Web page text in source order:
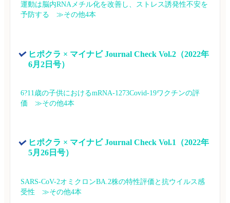
運動は脳内RNAメチル化を改善し、ストレス誘発性不安を
予防する　≫その他4本
ヒポクラ × マイナビ Journal Check Vol.2（2022年
6月2日号）
6?11歳の子供におけるmRNA-1273Covid-19ワクチンの評
価　≫その他4本
ヒポクラ × マイナビ Journal Check Vol.1（2022年
5月26日号）
SARS-CoV-2オミクロンBA.2株の特性評価と抗ウイルス感
受性　≫その他4本